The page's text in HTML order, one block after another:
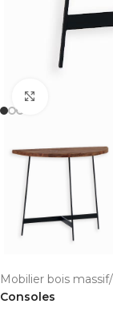
Mobilier bois massif
Consoles